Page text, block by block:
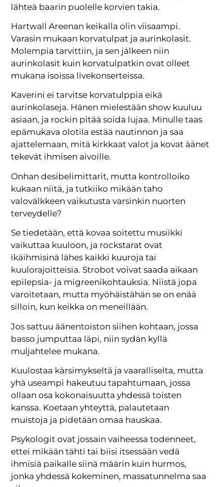
lähteä baarin puolelle korvien takia.
Hartwall Areenan keikalla olin viisaampi.
Varasin mukaan korvatulpat ja aurinkolasit.
Molempia tarvittiin, ja sen jälkeen niin
aurinkolasit kuin korvatulpatkin ovat olleet
mukana isoissa livekonserteissa.
Kaverini ei tarvitse korvatulppia eikä
aurinkolaseja. Hänen mielestään show kuuluu
asiaan, ja rockin pitää soida lujaa. Minulle taas
epämukava olotila estää nautinnon ja saa
ajattelemaan, mitä kirkkaat valot ja kovat äänet
tekevät ihmisen aivoille.
Onhan desibelimittarit, mutta kontrolloiko
kukaan niitä, ja tutkiiko mikään taho
valovälkkeen vaikutusta varsinkin nuorten
terveydelle?
Se tiedetään, että kovaa soitettu musiikki
vaikuttaa kuuloon, ja rockstarat ovat
ikäihmisinä lähes kaikki kuuroja tai
kuulorajoitteisia. Strobot voivat saada aikaan
epilepsia- ja migreenikohtauksia. Niistä jopa
varoitetaan, mutta myöhäistähän se on enää
silloin, kun keikka on meneillään.
Jos sattuu äänentoiston siihen kohtaan, jossa
basso jumputtaa läpi, niin sydän kyllä
muljahtelee mukana.
Kuulostaa kärsimykseltä ja vaaralliselta, mutta
yhä useampi hakeutuu tapahtumaan, jossa
ollaan osa kokonaisuutta yhdessä toisten
kanssa. Koetaan yhteyttä, palautetaan
muistoja ja pidetään omaa hauskaa.
Psykologit ovat jossain vaiheessa todenneet,
ettei mikään tähti tai biisi itsessään vedä
ihmisiä paikalle siinä määrin kuin hurmos,
jonka yhdessä kokeminen, massatunnelma saa